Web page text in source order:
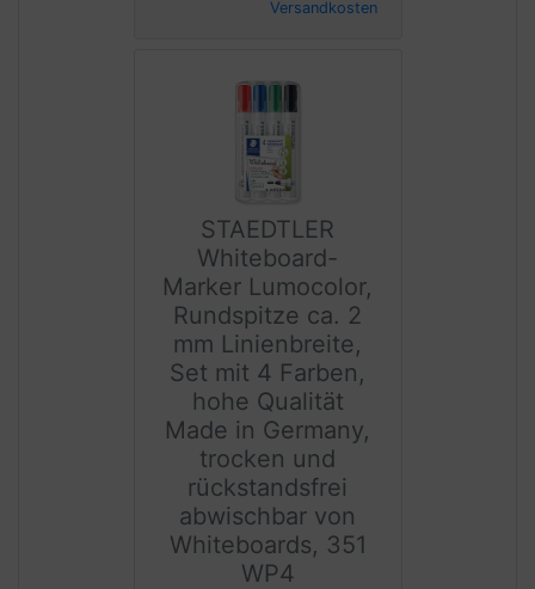
Versandkosten
STAEDTLER
Whiteboard-
Marker Lumocolor,
Rundspitze ca. 2
mm Linienbreite,
Set mit 4 Farben,
hohe Qualität
Made in Germany,
trocken und
rückstandsfrei
abwischbar von
Whiteboards, 351
WP4